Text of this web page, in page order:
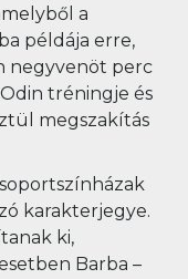
a
példája erre,
negyvenöt perc
tréningje és
megszakítás
karakterjegye.
ki,
Barba –